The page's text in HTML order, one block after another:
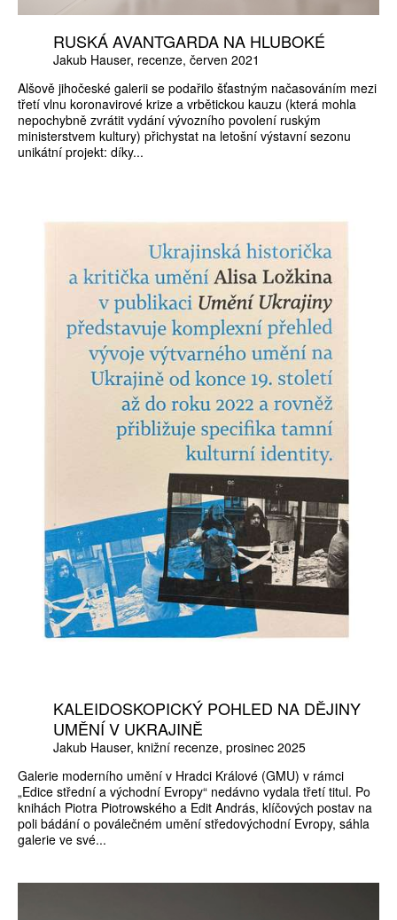
RUSKÁ AVANTGARDA NA HLUBOKÉ
Jakub Hauser recenze červen 2021
Alšově jihočeské galerii se podařilo šťastným načasováním mezi
třetí vlnu koronavirové krize a vrbětickou kauzu (která mohla
nepochybně zvrátit vydání vývozního povolení ruským
ministerstvem kultury) přichystat na letošní výstavní sezonu
unikátní projekt: díky...
KALEIDOSKOPICKÝ POHLED NA DĚJINY
UMĚNÍ V UKRAJINĚ
Jakub Hauser knižní recenze prosinec 2025
Galerie moderního umění v Hradci Králové (GMU) v rámci
„Edice střední a východní Evropy“ nedávno vydala třetí titul. Po
knihách Piotra Piotrowského a Edit András, klíčových postav na
poli bádání o poválečném umění středovýchodní Evropy, sáhla
galerie ve své...